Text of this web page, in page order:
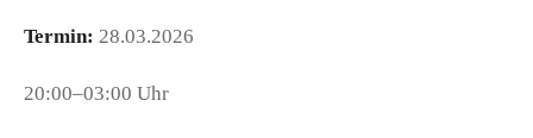
Termin: 28.03.2026
20:00–03:00 Uhr